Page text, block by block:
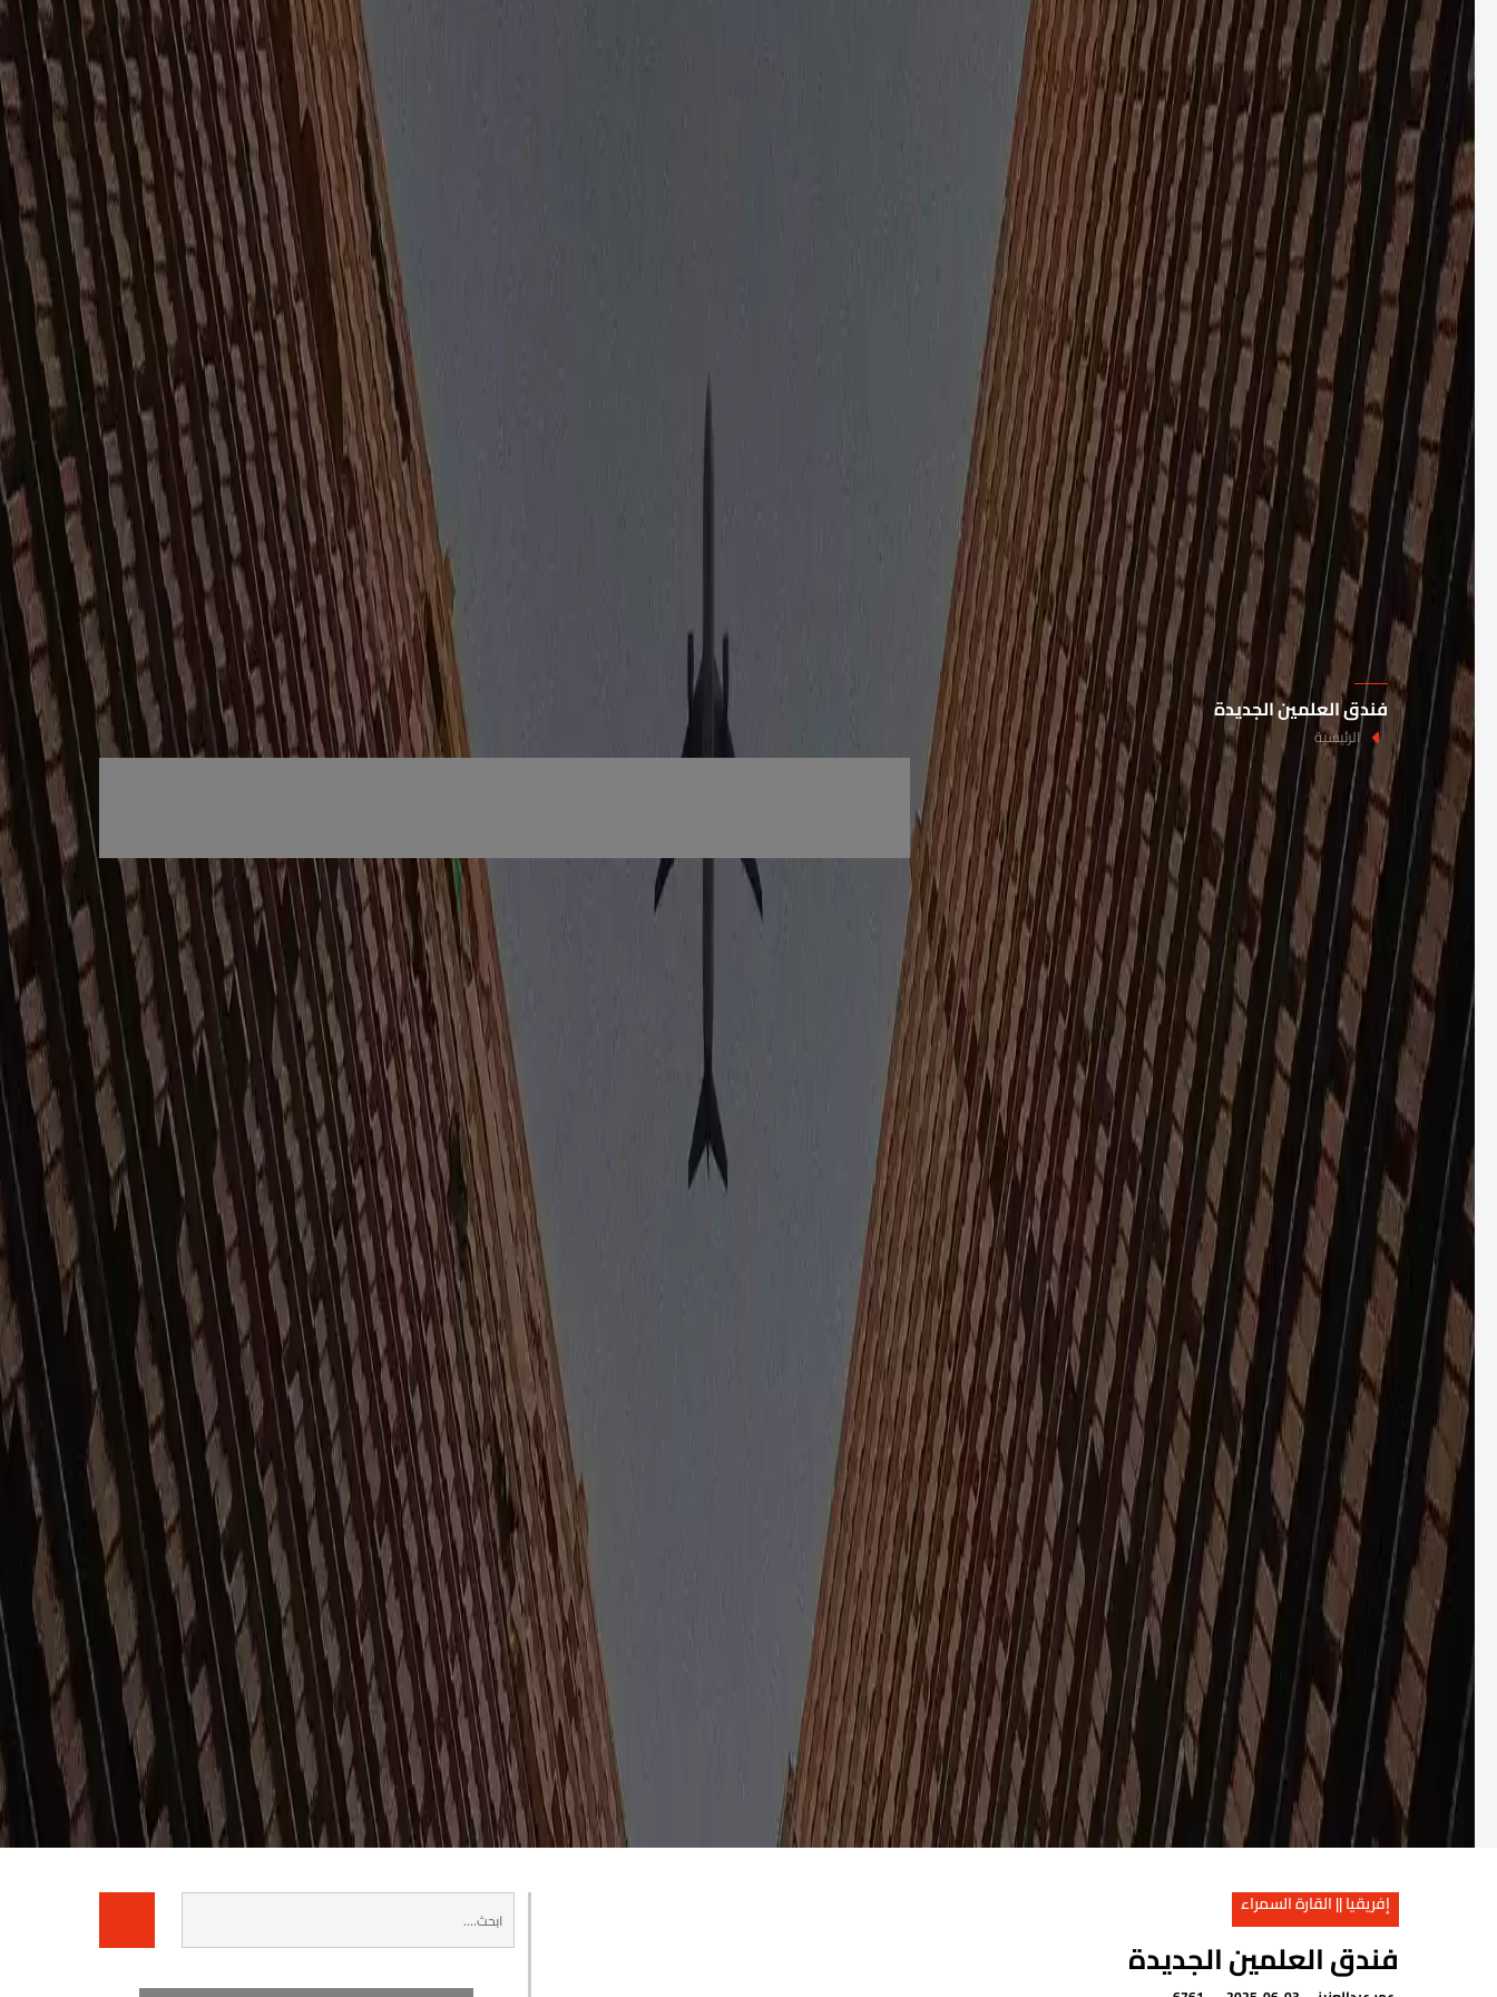
فندق العلمين الجديدة
الرئيسية
إفريقيا || القارة السمراء
فندق العلمين الجديدة